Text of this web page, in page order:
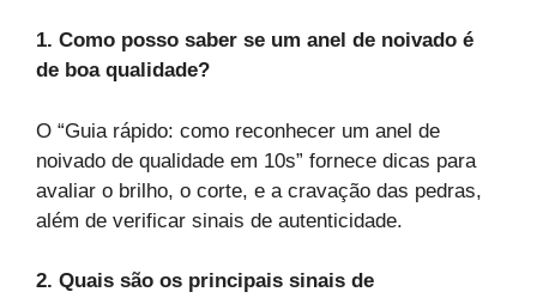
1. Como posso saber se um anel de noivado é
de boa qualidade?
O “Guia rápido: como reconhecer um anel de
noivado de qualidade em 10s” fornece dicas para
avaliar o brilho, o corte, e a cravação das pedras,
além de verificar sinais de autenticidade.
2. Quais são os principais sinais de